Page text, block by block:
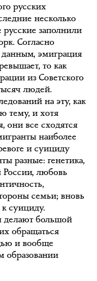
русских
несколько
заполнили
Согласно
эмиграция
то как
из Советского
людей.
на эту, как
тему, и хотя
они все сходятся
наиболее
и суициду
разные: генетика,
России, любовь
семьи; вновь
суициду.
делают большой
обращаться
и вообще
образовании